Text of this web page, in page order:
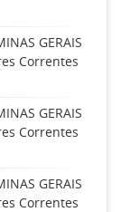
GERAIS
Correntes
GERAIS
Correntes
GERAIS
Correntes